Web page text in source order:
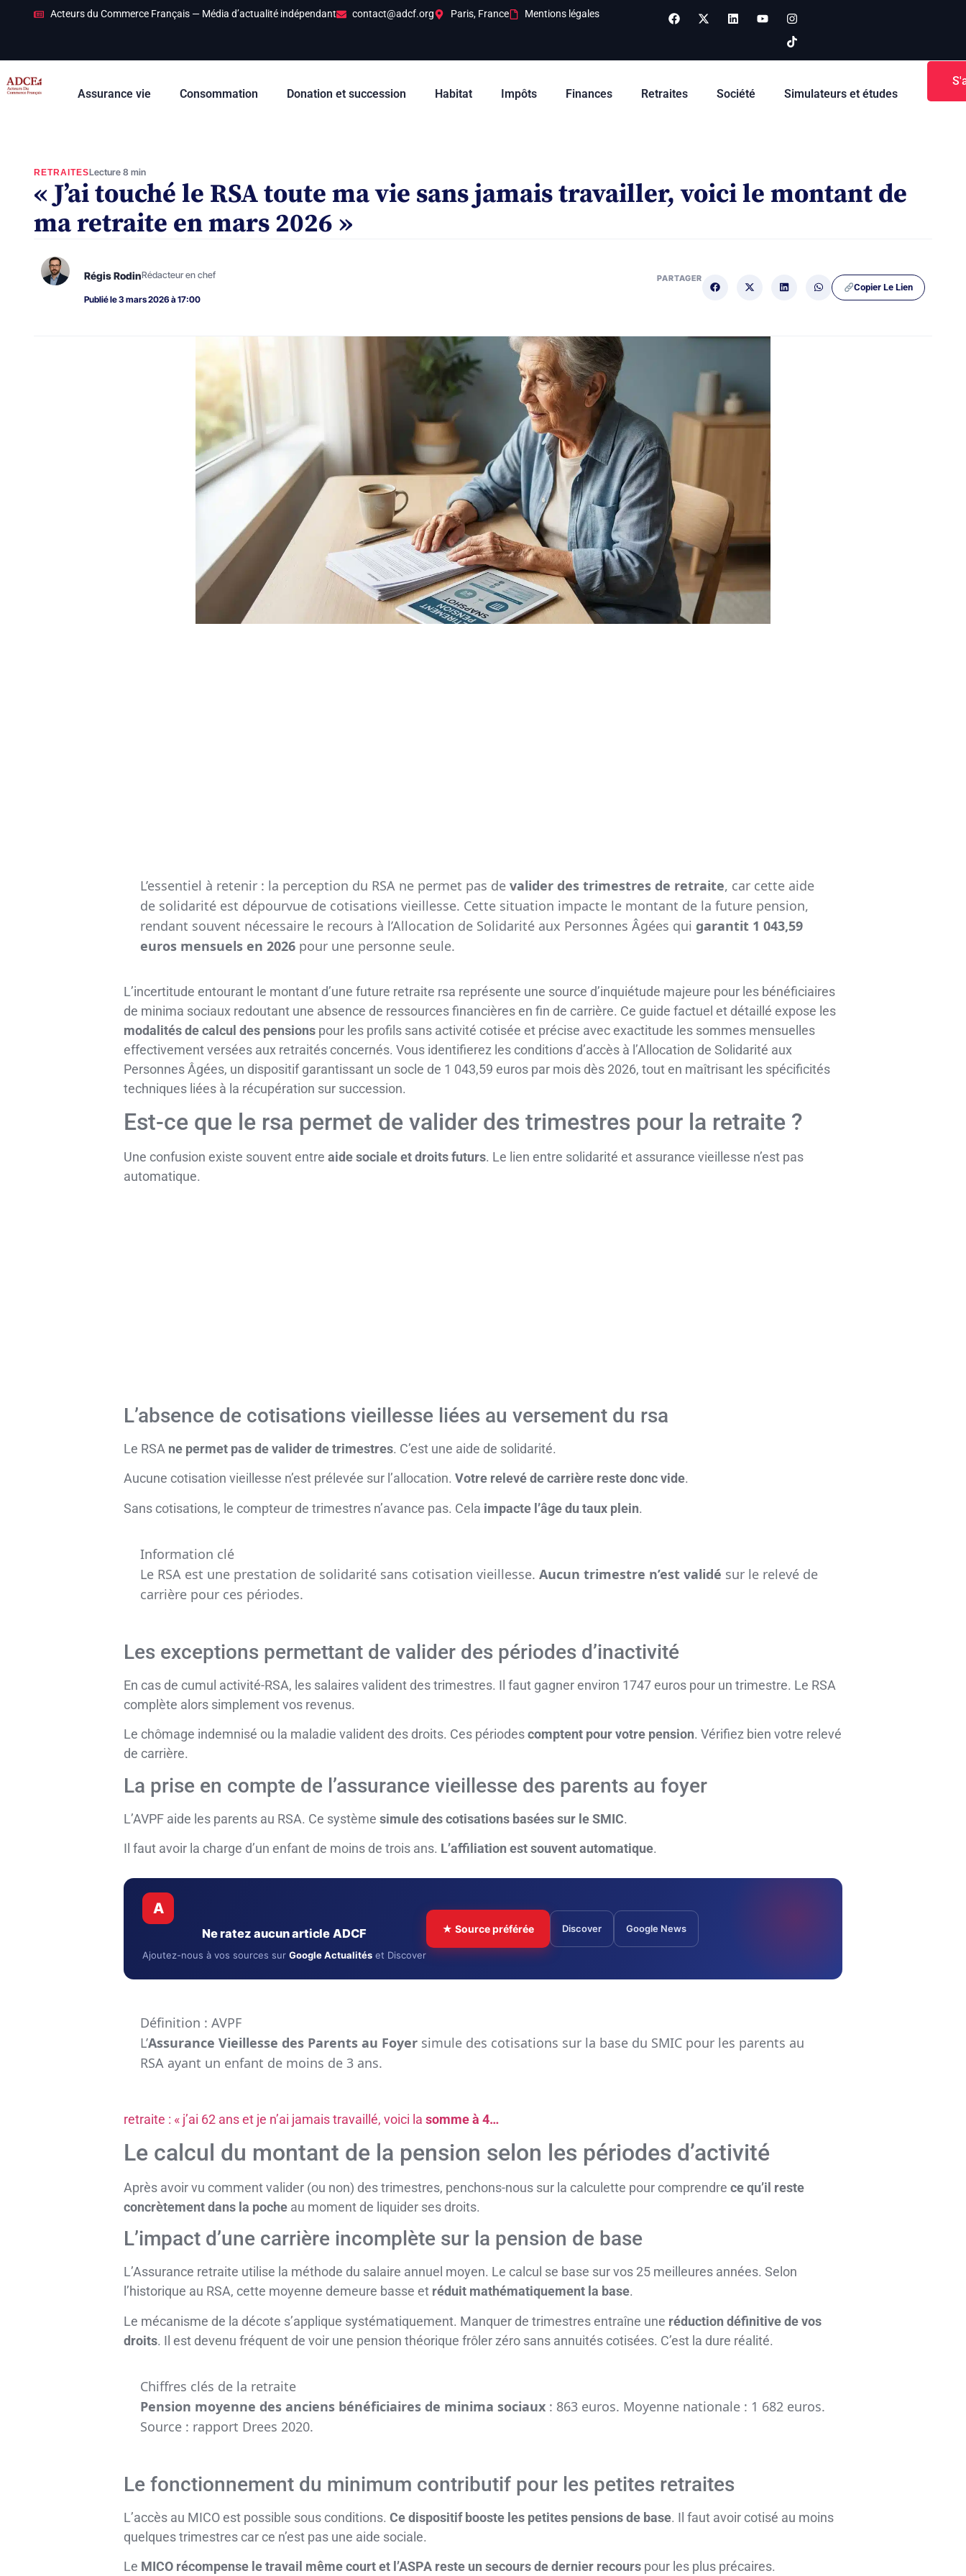
Acteurs du Commerce Français — Média d’actualité indépendant contact@adcf.org Paris, France Mentions légales
Assurance vie Consommation Donation et succession Habitat Impôts Finances Retraites Société Simulateurs et études
RETRAITESLecture 8 min
« J’ai touché le RSA toute ma vie sans jamais travailler, voici le montant de
ma retraite en mars 2026 »
Régis RodinRédacteur en chef
Publié le 3 mars 2026 à 17:00
PARTAGER
Copier Le Lien
L’essentiel à retenir : la perception du RSA ne permet pas de valider des trimestres de retraite, car cette aide
de solidarité est dépourvue de cotisations vieillesse. Cette situation impacte le montant de la future pension,
rendant souvent nécessaire le recours à l’Allocation de Solidarité aux Personnes Âgées qui garantit 1 043,59
euros mensuels en 2026pour une personne seule.
L’incertitude entourant le montant d’une future retraite rsa représente une source d’inquiétude majeure pour les bénéficiaires
de minima sociaux redoutant une absence de ressources financières en fin de carrière. Ce guide factuel et détaillé expose les
modalités de calcul des pensions pour les profils sans activité cotisée et précise avec exactitude les sommes mensuelles
effectivement versées aux retraités concernés. Vous identifierez les conditions d’accès à l’Allocation de Solidarité aux
Personnes Âgées, un dispositif garantissant un socle de 1 043,59 euros par mois dès 2026, tout en maîtrisant les spécificités
techniques liées à la récupération sur succession.
Est-ce que le rsa permet de valider des trimestres pour la retraite ?
Une confusion existe souvent entre aide sociale et droits futurs. Le lien entre solidarité et assurance vieillesse n’est pas
automatique.
L’absence de cotisations vieillesse liées au versement du rsa
Le RSA ne permet pas de valider de trimestres. C’est une aide de solidarité.
Aucune cotisation vieillesse n’est prélevée sur l’allocation. Votre relevé de carrière reste donc vide.
Sans cotisations, le compteur de trimestres n’avance pas. Cela impacte l’âge du taux plein.
Information clé
Le RSA est une prestation de solidarité sans cotisation vieillesse. Aucun trimestre n’est validé sur le relevé de
carrière pour ces périodes.
Les exceptions permettant de valider des périodes d’inactivité
En cas de cumul activité-RSA, les salaires valident des trimestres. Il faut gagner environ 1747 euros pour un trimestre. Le RSA
complète alors simplement vos revenus.
Le chômage indemnisé ou la maladie valident des droits. Ces périodescomptent pour votre pension. Vérifiez bien votre relevé
de carrière.
La prise en compte de l’assurance vieillesse des parents au foyer
L’AVPF aide les parents au RSA. Ce système simule des cotisations basées sur le SMIC.
Il faut avoir la charge d’un enfant de moins de trois ans. L’affiliation est souvent automatique.
A
Ne ratez aucun article ADCF
Ajoutez-nous à vos sources sur Google Actualités et Discover
★ Source préférée Discover Google News
Définition : AVPF
L’Assurance Vieillesse des Parents au Foyersimule des cotisations sur la base du SMIC pour les parents au
RSA ayant un enfant de moins de 3 ans.
retraite : « j’ai 62 ans et je n’ai jamais travaillé, voici la somme à 4…
Le calcul du montant de la pension selon les périodes d’activité
Après avoir vu comment valider (ou non) des trimestres, penchons-nous sur la calculette pour comprendre ce qu’il reste
concrètement dans la poche au moment de liquider ses droits.
L’impact d’une carrière incomplète sur la pension de base
L’Assurance retraite utilise la méthode du salaire annuel moyen. Le calcul se base sur vos 25 meilleures années. Selon
l’historique au RSA, cette moyenne demeure basse et réduit mathématiquement la base.
Le mécanisme de la décote s’applique systématiquement. Manquer de trimestres entraîne une réduction définitive de vos
droits. Il est devenu fréquent de voir une pension théorique frôler zéro sans annuités cotisées. C’est la dure réalité.
Chiffres clés de la retraite
Pension moyenne des anciens bénéficiaires de minima sociaux: 863 euros. Moyenne nationale : 1 682 euros.
Source : rapport Drees 2020.
Le fonctionnement du minimum contributif pour les petites retraites
L’accès au MICO est possible sous conditions. Ce dispositif booste les petites pensions de base. Il faut avoir cotisé au moins
quelques trimestres car ce n’est pas une aide sociale.
Le MICO récompense le travail même court et l’ASPA reste un secours de dernier recours pour les plus précaires.